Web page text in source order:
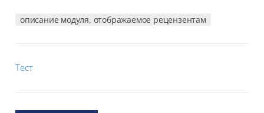
описание модуля, отображаемое рецензентам
Тест